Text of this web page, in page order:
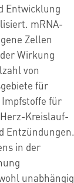
Entwicklung
mRNA-
Zellen
Wirkung
von
für
für
Kreislauf-
Entzündungen.
in der
unabhängig